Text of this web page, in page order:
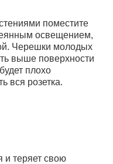
поместите
освещением,
Черешки молодых
выше поверхности
плохо
вся розетка.
и теряет свою